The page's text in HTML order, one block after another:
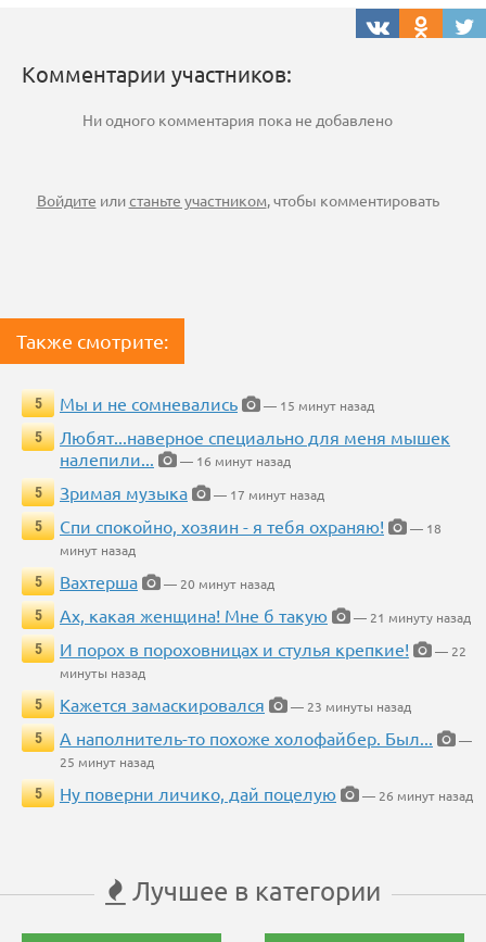
Комментарии участников:
Ни одного комментария пока не добавлено
Войдите илистаньте участником, чтобы комментировать
Также смотрите:
5 Мы и не сомневались
— 15 минут назад
5
Любят...наверное специально для меня мышек
налепили...
— 16 минут назад
5
Зримая музыка
— 17 минут назад
5
Спи спокойно, хозяин - я тебя охраняю!
— 18
минут назад
5
Вахтерша
— 20 минут назад
5
Ах, какая женщина! Мне б такую
— 21 минуту назад
5
И порох в пороховницах и стулья крепкие!
— 22
минуты назад
5
Кажется замаскировался
— 23 минуты назад
5
А наполнитель-то похоже холофайбер. Был...
—
25 минут назад
5
Ну поверни личико, дай поцелую — 26 минут назад
Лучшее в категории